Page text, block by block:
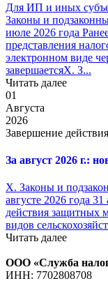
Для ИП и иных
Законы и
июле 2026 года
представления
электронном виде
завершаетсяX. З...
Читать далее
01
Августа
2026
Завершение
За август 2026 г.:
X. Законы и
августе 2026 года 31
действия защитных
видов
Читать далее
ООО «Служба
ИНН: 7702808708